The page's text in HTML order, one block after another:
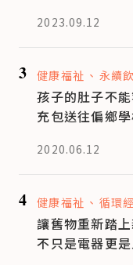
2023.09.12
3 健康福祉 永續
孩子的肚子不
充包送往偏鄉
2020.06.12
4 健康福祉 循環
讓舊物重新踏
不只是電器更